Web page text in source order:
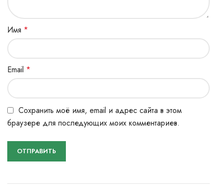
Имя *
Email *
Сохранить моё имя, email и адрес сайта в этом
браузере для последующих моих комментариев.